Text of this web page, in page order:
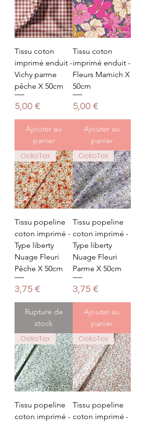
Tissu coton
imprimé enduit -
Vichy parme
pêche X 50cm
Prix
5,00 €
Ajouter au
panier
Tissu coton
imprimé enduit -
Fleurs Mamich X
50cm
Prix
5,00 €
Ajouter au
panier
OekoTex
Tissu popeline
coton imprimé -
Type liberty
Nuage Fleuri
Pêche X 50cm
Prix
3,75 €
Rupture de
stock
OekoTex
Tissu popeline
coton imprimé -
Type liberty
Nuage Fleuri
Parme X 50cm
Prix
3,75 €
Ajouter au
panier
OekoTex
Tissu popeline
coton imprimé -
OekoTex
Tissu popeline
coton imprimé -